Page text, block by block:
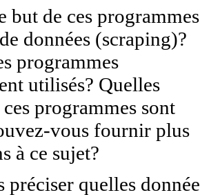
but de ces programmes
données (scraping)?
programmes
utilisés? Quelles
programmes sont
vous fournir plus
à ce sujet?
préciser quelles